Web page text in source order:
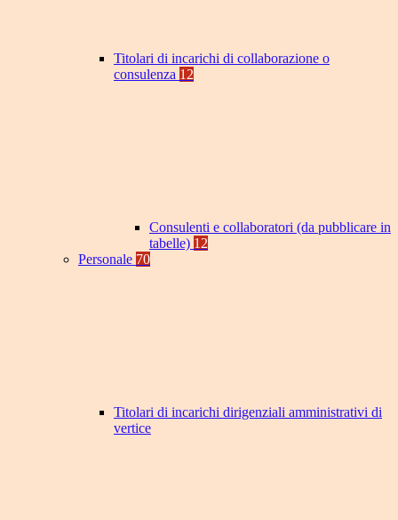
Titolari di incarichi di collaborazione o
consulenza 12
Consulenti e collaboratori (da pubblicare in
tabelle) 12
Personale 70
Titolari di incarichi dirigenziali amministrativi di
vertice